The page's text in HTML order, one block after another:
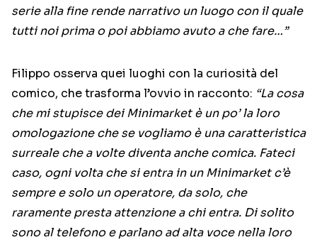
serie alla fine rende narrativo un luogo con il quale
tutti noi prima o poi abbiamo avuto a che fare…”
Filippo osserva quei luoghi con la curiosità del
comico, che trasforma l’ovvio in racconto: “La cosa
che mi stupisce dei Minimarket è un po’ la loro
omologazione che se vogliamo è una caratteristica
surreale che a volte diventa anche comica. Fateci
caso, ogni volta che si entra in un Minimarket c’è
sempre e solo un operatore, da solo, che
raramente presta attenzione a chi entra. Di solito
sono al telefono e parlano ad alta voce nella loro